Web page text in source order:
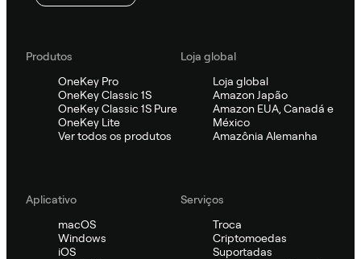
Produtos
OneKey Pro
OneKey Classic 1S
OneKey Classic 1S Pure
OneKey Lite
Ver todos os produtos
Loja global
Loja global
Amazon Japão
Amazon EUA, Canadá e
México
Amazônia Alemanha
Aplicativo
macOS
Windows
iOS
Serviços
Troca
Criptomoedas
Suportadas